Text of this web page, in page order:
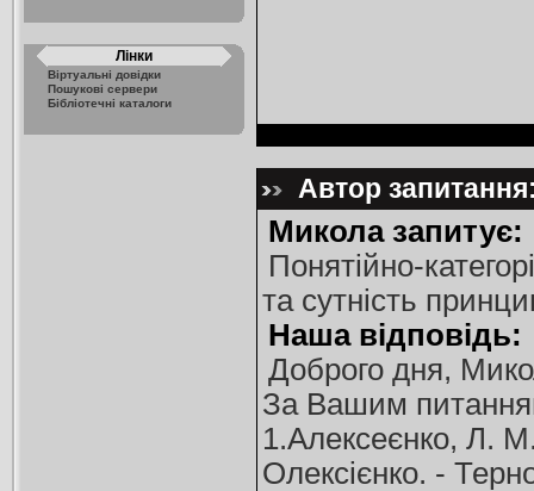
Лінки
Віртуальні довідки
Пошукові сервери
Бібліотечні каталоги
Автор
Микола запитує:
Понятійно-
та сутність
Наша відповідь:
Доброго дня,
За Вашим
1.Алексеєнко, Л.
Олексієнко. -